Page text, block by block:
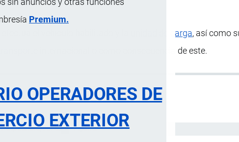
Premium.
OPERADORES DE
EXTERIOR
unidad de carga, así como
internacional o como consecuencia de este.
Septiembre, 2024 Español